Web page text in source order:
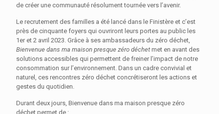
de créer une communauté résolument tournée vers l’avenir.
Le recrutement des familles a été lancé dans le Finistère et c’est
près de cinquante foyers qui ouvriront leurs portes au public les
1er et 2 avril 2023. Grâce à ses ambassadeurs du zéro déchet,
Bienvenue dans ma maison presque zéro déchet met en avant des
solutions accessibles qui permettent de freiner l’impact de notre
consommation sur l’environnement. Dans un cadre convivial et
naturel, ces rencontres zéro déchet concrétiseront les actions et
gestes du quotidien.
Durant deux jours, Bienvenue dans ma maison presque zéro
déchet permet de :